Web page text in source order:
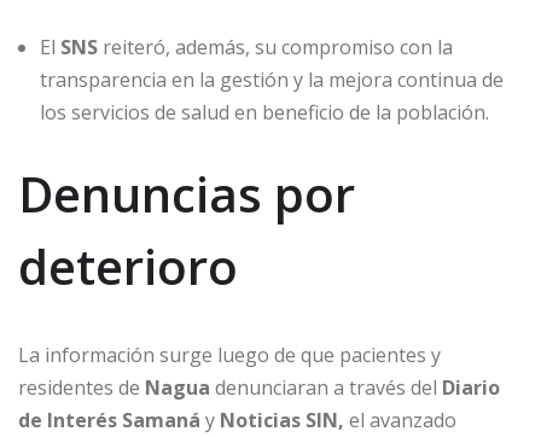
El SNS reiteró, además, su compromiso con la
transparencia en la gestión y la mejora continua de
los servicios de salud en beneficio de la población.
Denuncias por
deterioro
La información surge luego de que pacientes y
residentes de Nagua denunciaran a través del Diario
de Interés Samaná y Noticias SIN, el avanzado